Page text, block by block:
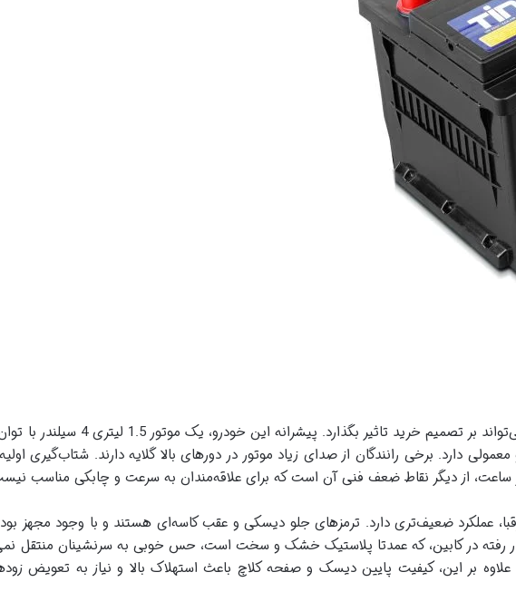
و معمولی دارد. برخی رانندگان از صدای زیاد موتور در دورهای بالا گلایه دارند. شتاب‌گیری
کار رفته در کابین، که عمدتا پلاستیک خشک و سخت است، حس خوبی به سرنشینان منتقل
بر این، کیفیت پایین دیسک و صفحه کلاچ باعث استهلاک بالا و نیاز به تعویض